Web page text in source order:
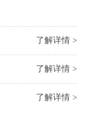
了解详情 >
了解详情 >
了解详情 >